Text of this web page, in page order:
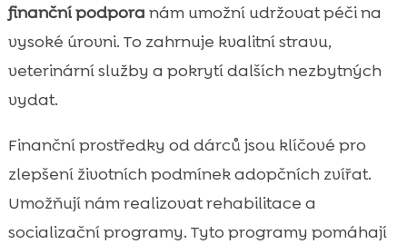
finanční podpora nám umožní udržovat péči na
vysoké úrovni. To zahrnuje kvalitní stravu,
veterinární služby a pokrytí dalších nezbytných
vydat.
Finanční prostředky od dárců jsou klíčové pro
zlepšení životních podmínek adopčních zvířat.
Umožňují nám realizovat rehabilitace a
socializační programy. Tyto programy pomáhají